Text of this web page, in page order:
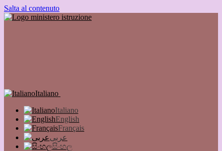
Salta al contenuto
Italiano
Italiano
English
Français
عربى
සිංහල